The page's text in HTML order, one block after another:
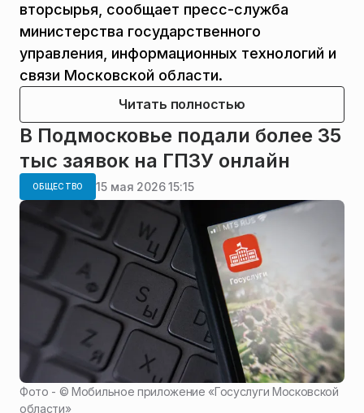
вторсырья, сообщает пресс-служба
министерства государственного
управления, информационных технологий и
связи Московской области.
Читать полностью
В Подмосковье подали более 35
тыс заявок на ГПЗУ онлайн
ОБЩЕСТВО 15 мая 2026 15:15
Фото - ©Мобильное приложение «Госуслуги Московской
области»